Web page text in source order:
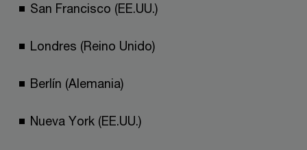
San Francisco (EE.UU.)
Londres (Reino Unido)
Berlín (Alemania)
Nueva York (EE.UU.)